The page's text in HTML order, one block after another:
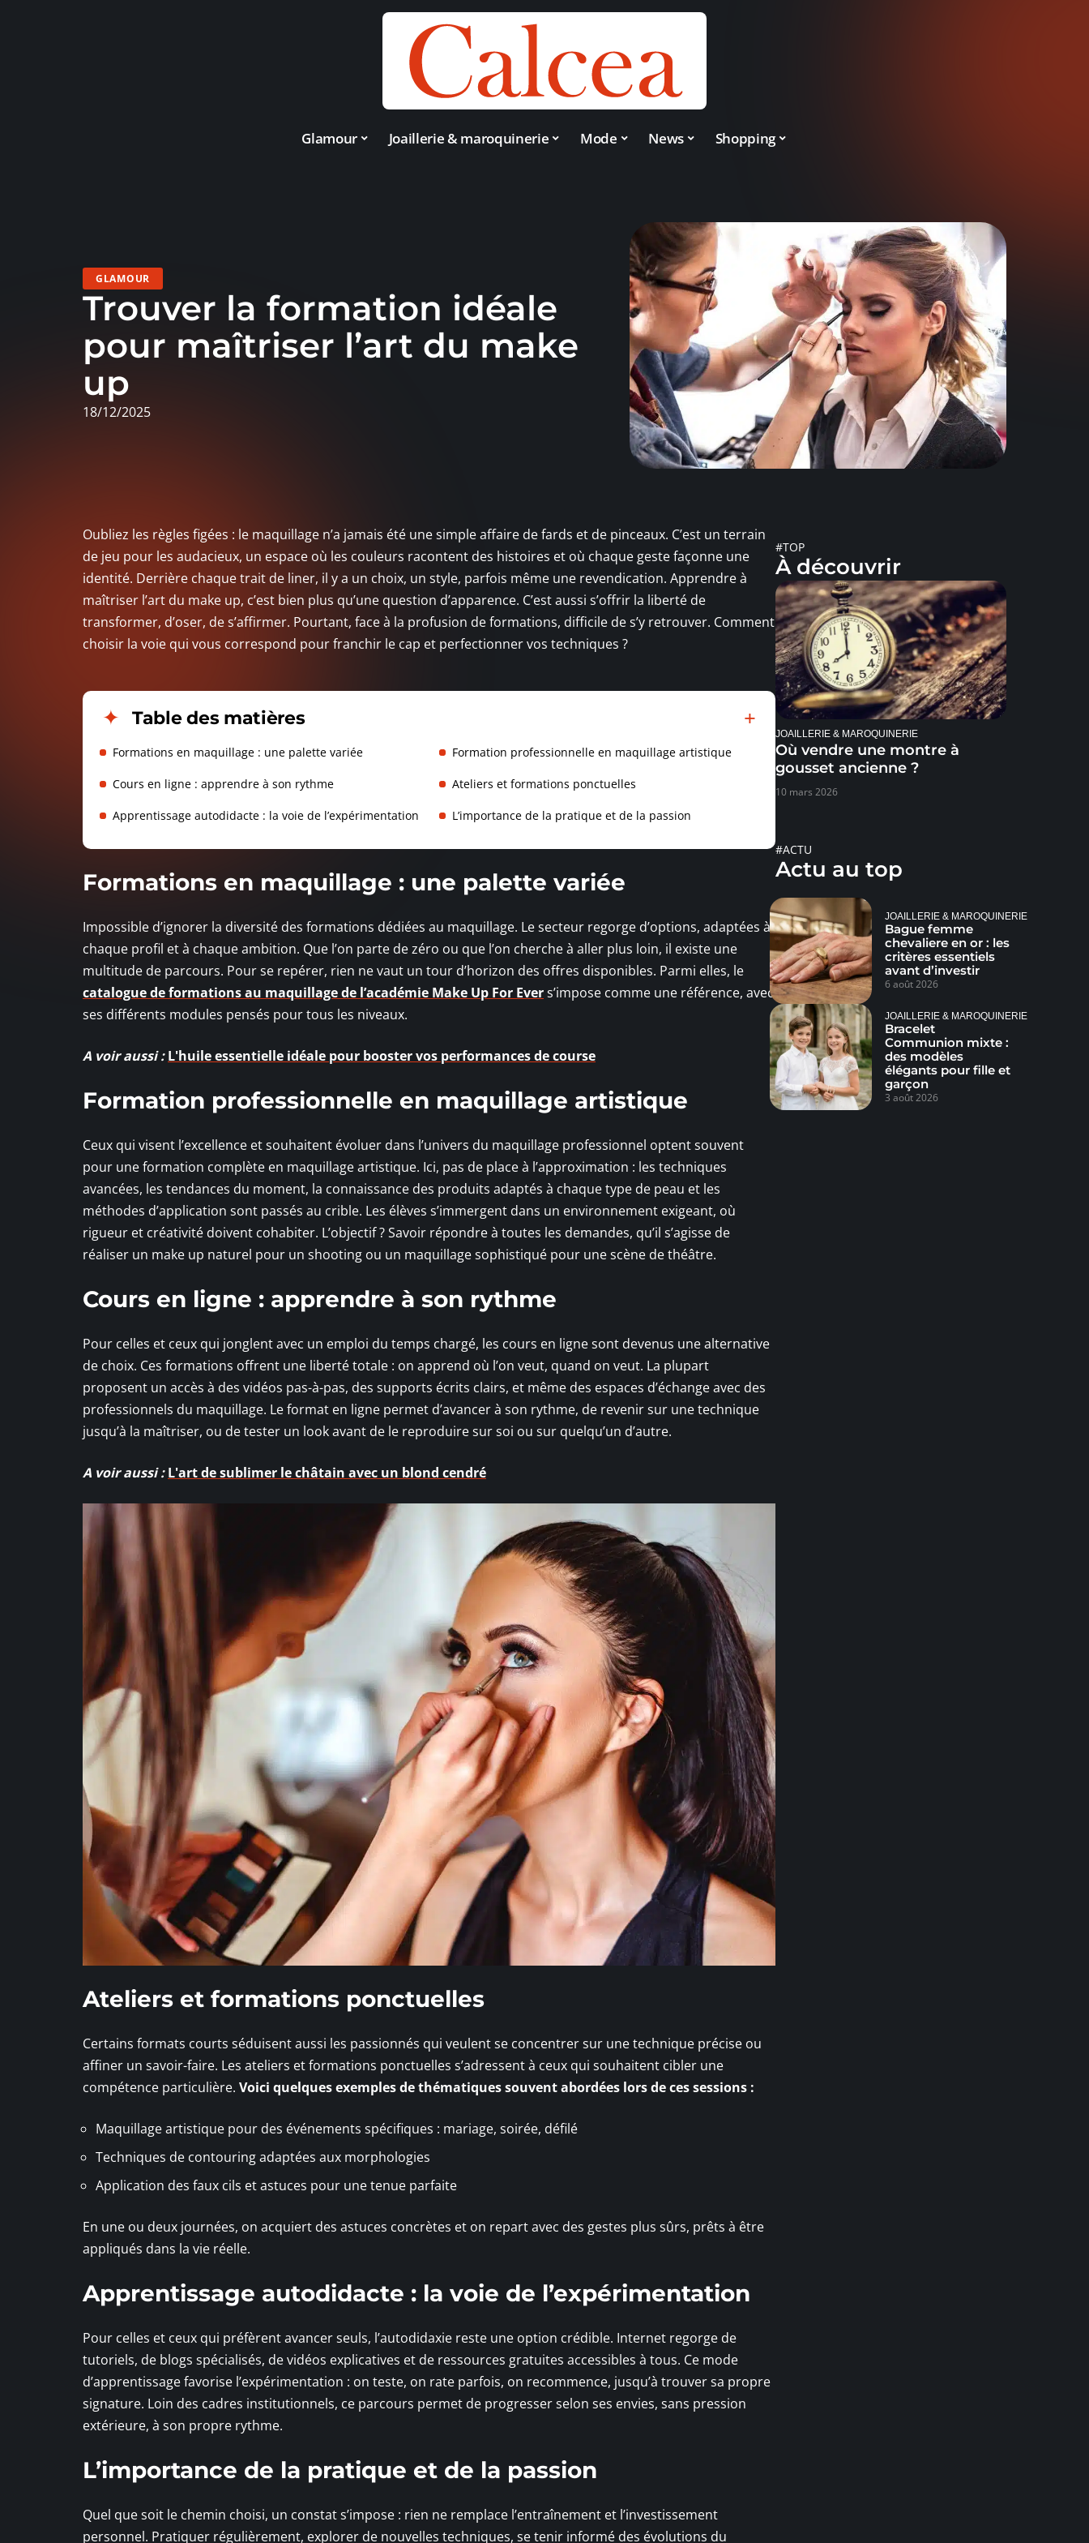
Glamour Joaillerie & maroquinerie Mode News Shopping
GLAMOUR
Trouver la formation idéale
pour maîtriser l’art du make
up
18/12/2025
Oubliez les règles figées : le maquillage n’a jamais été une simple affaire de fards et de pinceaux. C’est un terrain
de jeu pour les audacieux, un espace où les couleurs racontent des histoires et où chaque geste façonne une
identité. Derrière chaque trait de liner, il y a un choix, un style, parfois même une revendication. Apprendre à
maîtriser l’art du make up, c’est bien plus qu’une question d’apparence. C’est aussi s’offrir la liberté de
transformer, d’oser, de s’affirmer. Pourtant, face à la profusion de formations, difficile de s’y retrouver. Comment
choisir la voie qui vous correspond pour franchir le cap et perfectionner vos techniques ?
Table des matières
Formations en maquillage : une palette variée Formation professionnelle en maquillage artistique
Cours en ligne : apprendre à son rythme Ateliers et formations ponctuelles
Apprentissage autodidacte : la voie de l’expérimentation L’importance de la pratique et de la passion
Formations en maquillage : une palette variée
Impossible d’ignorer la diversité des formations dédiées au maquillage. Le secteur regorge d’options, adaptées à
chaque profil et à chaque ambition. Que l’on parte de zéro ou que l’on cherche à aller plus loin, il existe une
multitude de parcours. Pour se repérer, rien ne vaut un tour d’horizon des offres disponibles. Parmi elles, le
catalogue de formations au maquillage de l’académie Make Up For Evers’impose comme une référence, avec
ses différents modules pensés pour tous les niveaux.
A voir aussi : L'huile essentielle idéale pour booster vos performances de course
Formation professionnelle en maquillage artistique
Ceux qui visent l’excellence et souhaitent évoluer dans l’univers du maquillage professionnel optent souvent
pour une formation complète en maquillage artistique. Ici, pas de place à l’approximation : les techniques
avancées, les tendances du moment, la connaissance des produits adaptés à chaque type de peau et les
méthodes d’application sont passés au crible. Les élèves s’immergent dans un environnement exigeant, où
rigueur et créativité doivent cohabiter. L’objectif ? Savoir répondre à toutes les demandes, qu’il s’agisse de
réaliser un make up naturel pour un shooting ou un maquillage sophistiqué pour une scène de théâtre.
Cours en ligne : apprendre à son rythme
Pour celles et ceux qui jonglent avec un emploi du temps chargé, les cours en ligne sont devenus une alternative
de choix. Ces formations offrent une liberté totale : on apprend où l’on veut, quand on veut. La plupart
proposent un accès à des vidéos pas-à-pas, des supports écrits clairs, et même des espaces d’échange avec des
professionnels du maquillage. Le format en ligne permet d’avancer à son rythme, de revenir sur une technique
jusqu’à la maîtriser, ou de tester un look avant de le reproduire sur soi ou sur quelqu’un d’autre.
A voir aussi : L'art de sublimer le châtain avec un blond cendré
Ateliers et formations ponctuelles
Certains formats courts séduisent aussi les passionnés qui veulent se concentrer sur une technique précise ou
affiner un savoir-faire. Les ateliers et formations ponctuelles s’adressent à ceux qui souhaitent cibler une
compétence particulière. Voici quelques exemples de thématiques souvent abordées lors de ces sessions :
Maquillage artistique pour des événements spécifiques : mariage, soirée, défilé
Techniques de contouring adaptées aux morphologies
Application des faux cils et astuces pour une tenue parfaite
En une ou deux journées, on acquiert des astuces concrètes et on repart avec des gestes plus sûrs, prêts à être
appliqués dans la vie réelle.
Apprentissage autodidacte : la voie de l’expérimentation
Pour celles et ceux qui préfèrent avancer seuls, l’autodidaxie reste une option crédible. Internet regorge de
tutoriels, de blogs spécialisés, de vidéos explicatives et de ressources gratuites accessibles à tous. Ce mode
d’apprentissage favorise l’expérimentation : on teste, on rate parfois, on recommence, jusqu’à trouver sa propre
signature. Loin des cadres institutionnels, ce parcours permet de progresser selon ses envies, sans pression
extérieure, à son propre rythme.
L’importance de la pratique et de la passion
Quel que soit le chemin choisi, un constat s’impose : rien ne remplace l’entraînement et l’investissement
personnel. Pratiquer régulièrement, explorer de nouvelles techniques, se tenir informé des évolutions du
#TOP
À découvrir
JOAILLERIE & MAROQUINERIE
Où vendre une montre à
gousset ancienne ?
10 mars 2026
#ACTU
Actu au top
JOAILLERIE & MAROQUINERIE
Bague femme
chevaliere en or : les
critères essentiels
avant d’investir
6 août 2026
JOAILLERIE & MAROQUINERIE
Bracelet
Communion mixte :
des modèles
élégants pour fille et
garçon
3 août 2026